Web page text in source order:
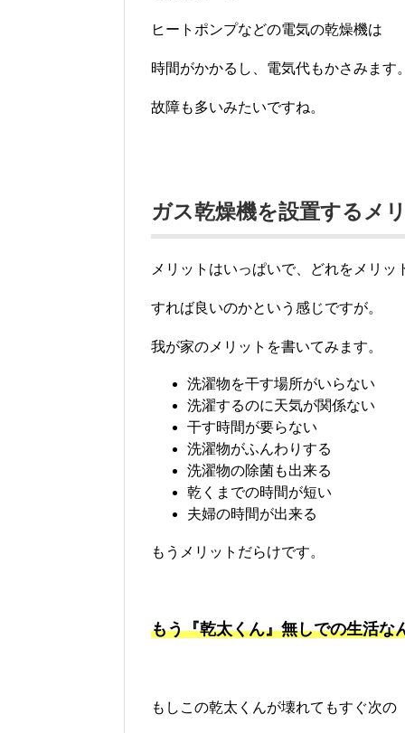
ヒートポンプなどの電気の乾燥機は
時間がかかるし、電気代もかさみます。
故障も多いみたいですね。
ガス乾燥機を設置するメ
メリットはいっぱいで、どれをメリッ
すれば良いのかという感じですが。
我が家のメリットを書いてみます。
洗濯物を干す場所がいらない
洗濯するのに天気が関係ない
干す時間が要らない
洗濯物がふんわりする
洗濯物の除菌も出来る
乾くまでの時間が短い
夫婦の時間が出来る
もうメリットだらけです。
もう『乾太くん』無しでの生活な
もしこの乾太くんが壊れてもすぐ次の